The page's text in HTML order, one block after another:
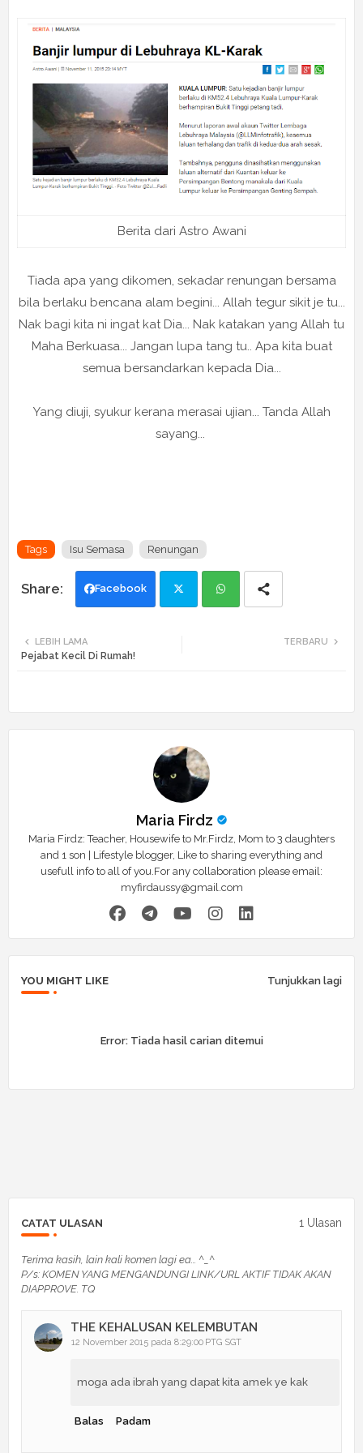
Berita dari Astro Awani
Tiada apa yang dikomen, sekadar renungan bersama
bila berlaku bencana alam begini... Allah tegur sikit je tu...
Nak bagi kita ni ingat kat Dia... Nak katakan yang Allah tu
Maha Berkuasa... Jangan lupa tang tu.. Apa kita buat
semua bersandarkan kepada Dia...
Yang diuji, syukur kerana merasai ujian... Tanda Allah
sayang...
Tags Isu Semasa Renungan
Facebook
TERBARU
LEBIH LAMA
Pejabat Kecil Di Rumah!
Maria Firdz
Maria Firdz: Teacher, Housewife to Mr.Firdz, Mom to 3 daughters
and 1 son | Lifestyle blogger, Like to sharing everything and
usefull info to all of you.For any collaboration please email:
myfirdaussy@gmail.com
YOU MIGHT LIKE Tunjukkan lagi
Error:Tiada hasil carian ditemui
CATAT ULASAN 1 Ulasan
Terima kasih, lain kali komen lagi ea... ^_^
P/s: KOMEN YANG MENGANDUNGI LINK/URL AKTIF TIDAK AKAN
DIAPPROVE. TQ
THE KEHALUSAN KELEMBUTAN
12 November 2015 pada 8:29:00 PTG SGT
moga ada ibrah yang dapat kita amek ye kak
Balas Padam